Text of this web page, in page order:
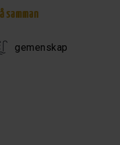
samman
gemenskap